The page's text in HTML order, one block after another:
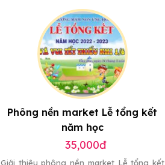
phí
có
hiệu
ứng
đẹp
Phông nền market Lễ tổng kết
năm học
35,000đ
Giới thiệu phông nền market Lễ tổng kết